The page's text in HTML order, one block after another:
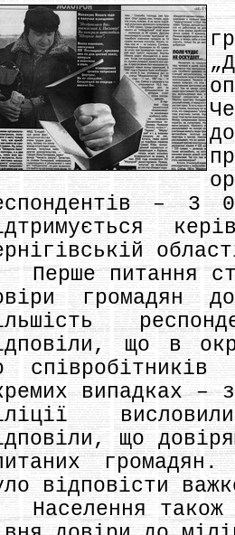
– 3
питання
громадян
що в
випадках –
що
відповісти
також